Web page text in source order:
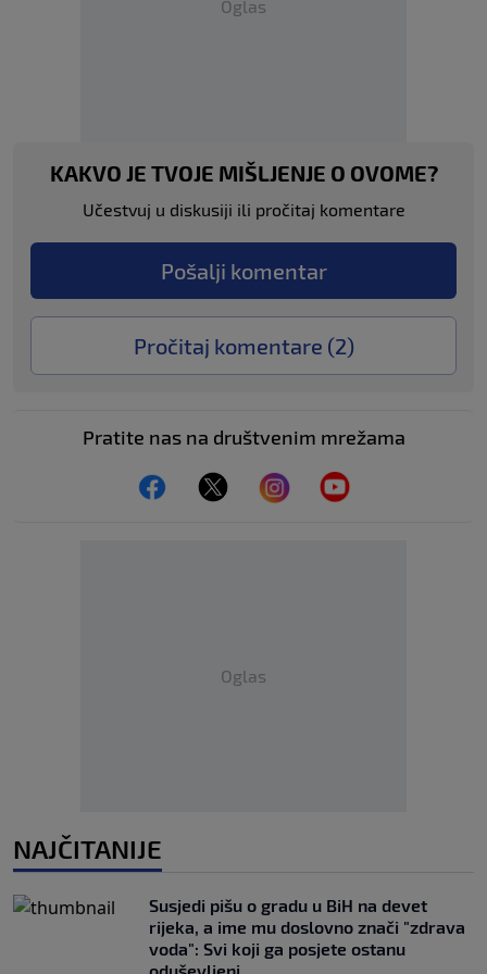
Oglas
KAKVO JE TVOJE MIŠLJENJE O OVOME?
Učestvuj u diskusiji ili pročitaj komentare
Pošalji komentar
Pročitaj komentare (2)
Pratite nas na društvenim mrežama
Oglas
NAJČITANIJE
Susjedi pišu o gradu u BiH na devet
rijeka, a ime mu doslovno znači "zdrava
voda": Svi koji ga posjete ostanu